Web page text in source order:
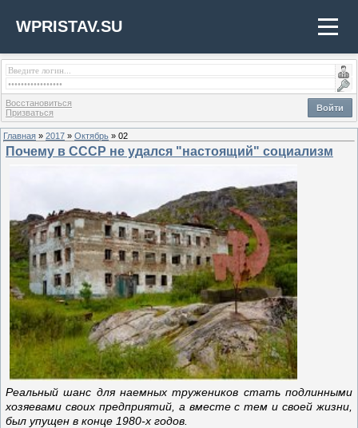
WPRISTAV.SU
Войти
Восстановиться
Призваться
Главная » 2017 » Октябрь » 02
Почему в СССР не удался "настоящий" социализм
Реальный шанс для наемных тружеников стать подлинными
хозяевами своих предприятий, а вместе с тем и своей жизни,
был упущен в конце 1980-х годов.